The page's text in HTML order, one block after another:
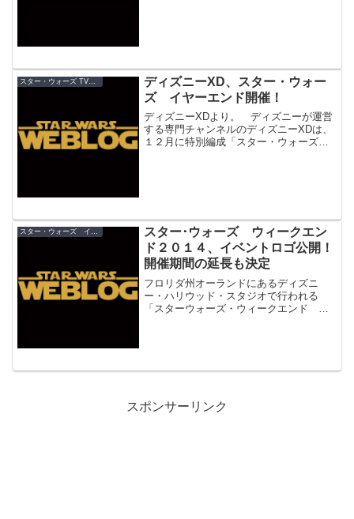
ディズニーXD、スター・ウォー
ズ イヤーエンド開催！
ディズニーXDより。 ディズニーが運営
する専門チャンネルのディズニーXDは、
１２月に特別編成「スター・ウォーズ
スター・ウォーズ イベント
スター･ウォーズ ウィークエン
ド２０１４、イベントロゴ公開！
開催期間の延長も決定
フロリダ州オーランドにあるディズニ
ー・ハリウッド・スタジオで行われる
「スターウォーズ・ウィークエンド ２
繰り広げるダイナミックなビジュアル。
スポンサーリンク